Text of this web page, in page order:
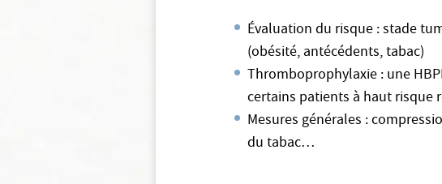
Évaluation du risque : stade
(obésité, antécédents, tabac)
Thromboprophylaxie : une
certains patients à haut risque
Mesures générales :
du tabac…